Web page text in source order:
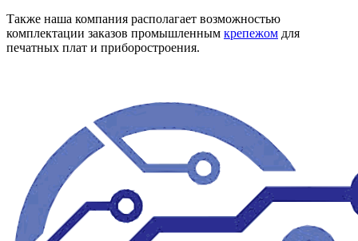
Также наша компания располагает возможностью
комплектации заказов промышленным крепежом для
печатных плат и приборостроения.